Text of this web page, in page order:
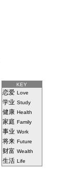
KEY
恋爱 Love
学业 Study
健康 Health
家庭 Family
事业 Work
将来 Future
财富 Wealth
生活 Life